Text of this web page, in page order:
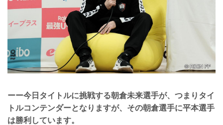
ーー今日タイトルに挑戦する朝倉未来選手が、つまりタイ
トルコンテンダーとなりますが、その朝倉選手に平本選手
は勝利しています。